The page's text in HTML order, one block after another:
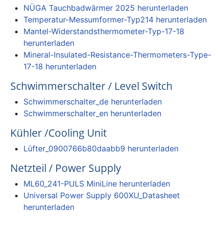
NÜGA Tauchbadwärmer 2025 herunterladen
Temperatur-Messumformer-Typ214 herunterladen
Mantel-Widerstandsthermometer-Typ-17-18
herunterladen
Mineral-Insulated-Resistance-Thermometers-Type-
17-18 herunterladen
Schwimmerschalter / Level Switch
Schwimmerschalter_de herunterladen
Schwimmerschalter_en herunterladen
Kühler /Cooling Unit
Lüfter_0900766b80daabb9 herunterladen
Netzteil / Power Supply
ML60_241-PULS MiniLine herunterladen
Universal Power Supply 600XU_Datasheet
herunterladen